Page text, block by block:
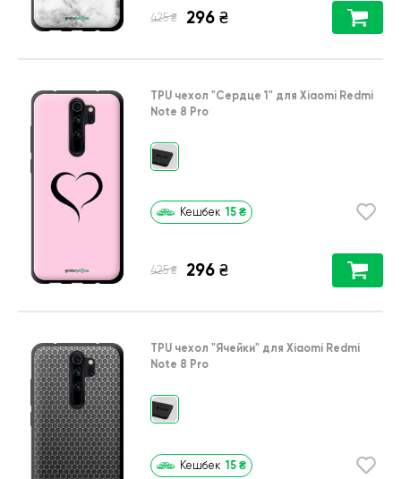
425 ₴ 296 ₴
TPU чехол "Сердце 1" для Xiaomi Redmi
Note 8 Pro
Кешбек 15 ₴
425 ₴ 296 ₴
TPU чехол "Ячейки" для Xiaomi Redmi
Note 8 Pro
Кешбек 15 ₴